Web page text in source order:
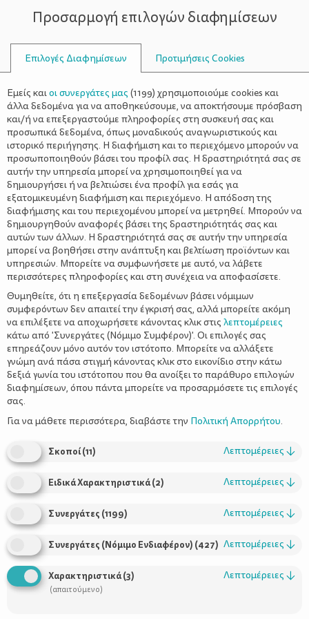
ΣΥΜΒΟΥΛΟΙ
ΟΙΚΟΓΈΝΕΙΑ>ΟΙΚΟΓΕΝΕΙΑΚΈΣ ΔΡΑΣΤΗΡΙΌΤΗΤΕΣ
Φτιάξε με την οικογένειά σου
πολύχρωμες μπλούζες με τη
μέθοδο tie-dye και «ζωντανέψτε»
τα ρούχα σας
Σε καταλαβαίνουμε απόλυτα! Η «ζωή» στο σπίτι συνεχίζεται
χωρίς να ξέρουμε πότε θα επανέλθουμε και πάλι σε ρυθμούς
κανονικότητας και εσύ έχεις ήδη εξαντλήσει κάθε νέα
δραστηριότητα που σκέφτηκες για να απασχολήσεις
δημιουργικά τα παιδιά σου. Και επιτραπέζια έπαιξες μαζί τους,
και κινούμενα σχέδια ή ταινίες είδες, και κουκλοθέατρο τούς
έκανες και ζωγραφική και ό,τι άλλο μπορεί να σκεφτεί ο
ανθρώπινος νους.
Οι δημιουργικές ιδέες, όμως, δε σταματούν εδώ. Τι, δεν
το πιστεύεις; Κι, όμως, μπορείς αυτό το Σαββατοκύριακο
εσύ και τα παιδιά σου να γίνετε για λίγο… σχεδιαστές
Προσαρμογή επιλογών διαφημίσεων
Επιλογές Διαφημίσεων Προτιμήσεις Cookies
Εμείς καιοι συνεργάτες μας (1199) χρησιμοποιούμε cookies και
άλλα δεδομένα για να αποθηκεύσουμε, να αποκτήσουμε πρόσβαση
και/ή να επεξεργαστούμε πληροφορίες στη συσκευή σας και
προσωπικά δεδομένα, όπως μοναδικούς αναγνωριστικούς και
ιστορικό περιήγησης. Η διαφήμιση και το περιεχόμενο μπορούν να
προσωποποιηθούν βάσει του προφίλ σας. Η δραστηριότητά σας σε
αυτήν την υπηρεσία μπορεί να χρησιμοποιηθεί για να
δημιουργήσει ή να βελτιώσει ένα προφίλ για εσάς για
εξατομικευμένη διαφήμιση και περιεχόμενο. Η απόδοση της
διαφήμισης και του περιεχομένου μπορεί να μετρηθεί. Μπορούν να
δημιουργηθούν αναφορές βάσει της δραστηριότητάς σας και
αυτών των άλλων. Η δραστηριότητά σας σε αυτήν την υπηρεσία
μπορεί να βοηθήσει στην ανάπτυξη και βελτίωση προϊόντων και
υπηρεσιών. Μπορείτε να συμφωνήσετε με αυτό, να λάβετε
περισσότερες πληροφορίες και στη συνέχεια να αποφασίσετε.
Θυμηθείτε, ότι η επεξεργασία δεδομένων βάσει νόμιμων
συμφερόντων δεν απαιτεί την έγκρισή σας, αλλά μπορείτε ακόμη
να επιλέξετε να αποχωρήσετε κάνοντας κλικ στις λεπτομέρειες
κάτω από 'Συνεργάτες (Νόμιμο Συμφέρον)'. Οι επιλογές σας
επηρεάζουν μόνο αυτόν τον ιστότοπο. Μπορείτε να αλλάξετε
γνώμη ανά πάσα στιγμή κάνοντας κλικ στο εικονίδιο στην κάτω
δεξιά γωνία του ιστότοπου που θα ανοίξει το παράθυρο επιλογών
διαφημίσεων, όπου πάντα μπορείτε να προσαρμόσετε τις επιλογές
σας.
Για να μάθετε περισσότερα, διαβάστε την Πολιτική Απορρήτου.
Σκοποί(11) Λεπτομέρειες ↓
Ειδικά Χαρακτηριστικά(2) Λεπτομέρειες ↓
Συνεργάτες (1199) Λεπτομέρειες ↓
Συνεργάτες (Νόμιμο Ενδιαφέρον) (427) Λεπτομέρειες ↓
Χαρακτηριστικά(3)
(απαιτούμενο)
Λεπτομέρειες ↓